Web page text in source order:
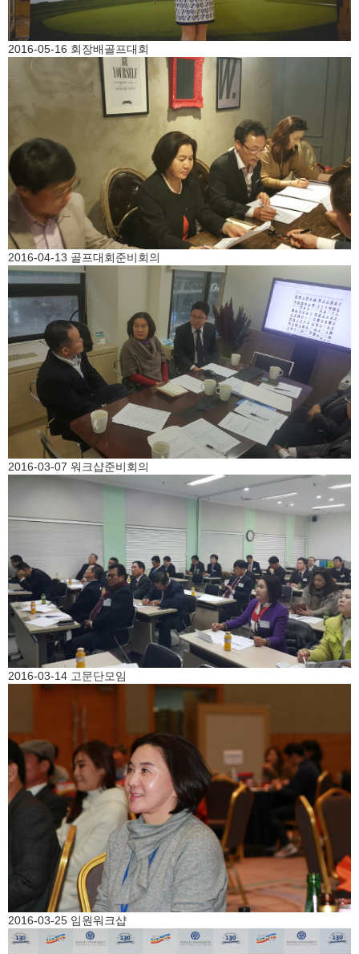
2016-05-16 회장배골프대회
2016-04-13 골프대회준비회의
2016-03-07 워크샵준비회의
2016-03-14 고문단모임
2016-03-25 임원워크샵